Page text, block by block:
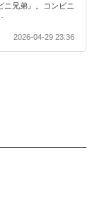
ニ兄弟』。コンビニ
2026-04-29 23:36